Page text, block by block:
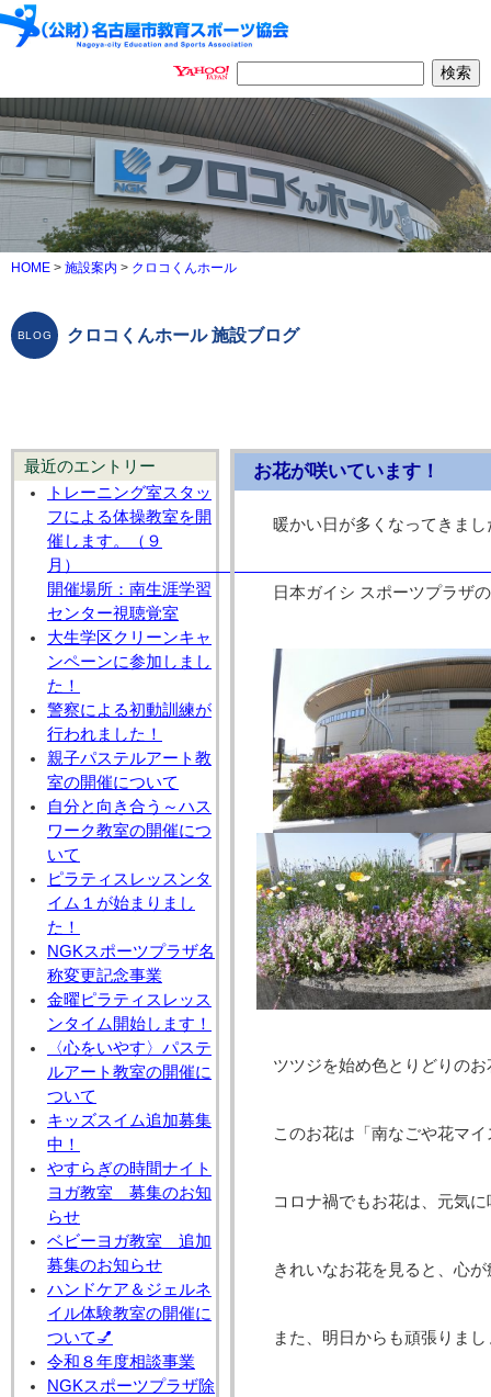
HOME > 施設案内 > クロコくんホール
クロコくんホール 施設ブログ
最近のエントリー
トレーニング室スタッ
フによる体操教室を開
催します。（９
月
開催場所：南生涯学習
センター視聴覚室
大生学区クリーンキャ
ンペーンに参加しまし
た！
警察による初動訓練が
行われました！
親子パステルアート教
室の開催について
自分と向き合う～ハス
ワーク教室の開催につ
いて
ピラティスレッスンタ
イム１が始まりまし
た！
NGKスポーツプラザ名
称変更記念事業
金曜ピラティスレッス
ンタイム開始します！
〈心をいやす〉パステ
ルアート教室の開催に
ついて
キッズスイム追加募集
中！
やすらぎの時間ナイト
ヨガ教室 募集のお知
らせ
ベビーヨガ教室 追加
募集のお知らせ
ハンドケア＆ジェルネ
イル体験教室の開催に
ついて💅
令和８年度相談事業
NGKスポーツプラザ除
お花が咲いています！
暖かい日が多くなってきま
日本ガイシ スポーツプラザ
ツツジを始め色とりどりの
このお花は「南なごや花マ
コロナ禍でもお花は、元気
きれいなお花を見ると、心
また、明日からも頑張りまし